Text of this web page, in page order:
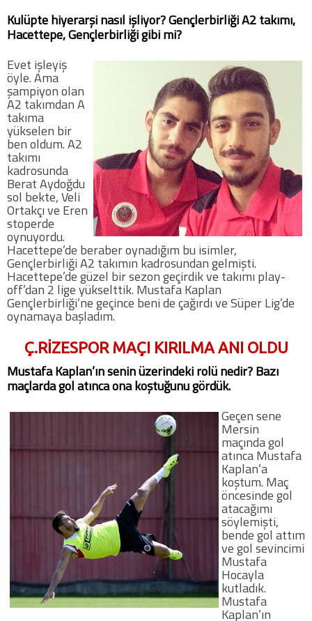
Kulüpte hiyerarşi nasıl işliyor? Gençlerbirliği A2 takımı,
Hacettepe, Gençlerbirliği gibi mi?
Evet işleyiş
öyle. Ama
şampiyon olan
A2 takımdan A
takıma
yükselen bir
ben oldum. A2
takımı
kadrosunda
Berat Aydoğdu
sol bekte, Veli
Ortakçı ve Eren
stoperde
oynuyordu.
Hacettepe’de beraber oynadığım bu isimler,
Gençlerbirliği A2 takımın kadrosundan gelmişti.
Hacettepe’de güzel bir sezon geçirdik ve takımı play-
off’dan 2 lige yükselttik. Mustafa Kaplan
Gençlerbirliği’ne geçince beni de çağırdı ve Süper Lig’de
oynamaya başladım.
Ç.RİZESPOR MAÇI KIRILMA ANI OLDU
Mustafa Kaplan’ın senin üzerindeki rolü nedir? Bazı
maçlarda gol atınca ona koştuğunu gördük.
Geçen sene
Mersin
maçında gol
atınca Mustafa
Kaplan’a
koştum. Maç
öncesinde gol
atacağımı
söylemişti,
bende gol attım
ve gol sevincimi
Mustafa
Hocayla
kutladık.
Mustafa
Kaplan’ın